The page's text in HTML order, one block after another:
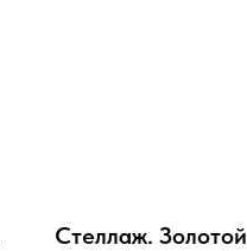
Стеллаж. Золотой